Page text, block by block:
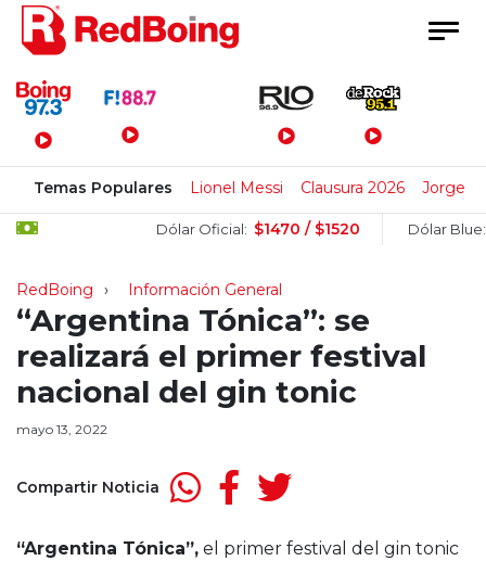
Menú Principal
Temas Populares Lionel Messi Clausura 2026 Jorge
Dólar Oficial: $1470 / $1520 Dólar Blue:
RedBoing Información General
“Argentina Tónica”: se
realizará el primer festival
nacional del gin tonic
mayo 13, 2022
Compartir Noticia
“Argentina Tónica”, el primer festival del gin tonic